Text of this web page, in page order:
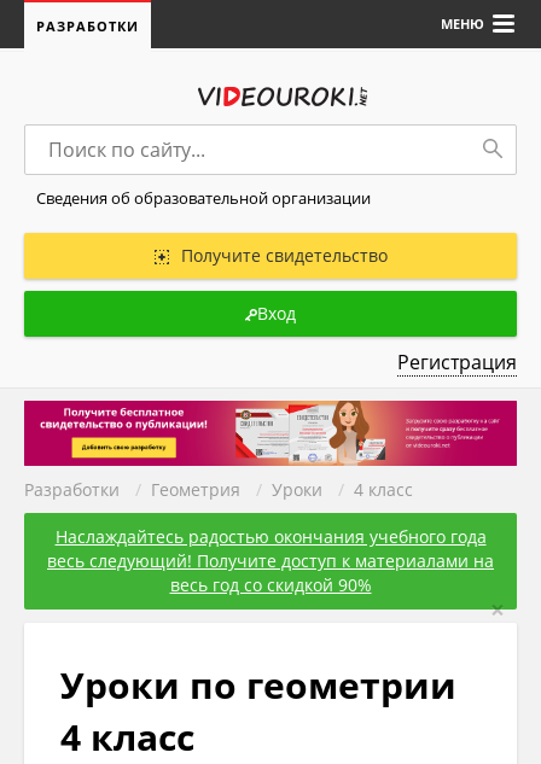
МЕНЮ
РАЗРАБОТКИ
Сведения об образовательной организации
Получите свидетельство
Вход
Регистрация
Разработки / Геометрия / Уроки / 4 класс
Наслаждайтесь радостью окончания учебного года
весь следующий! Получите доступ к материалами на
весь год со скидкой 90%
×
Уроки по геометрии
4 класс